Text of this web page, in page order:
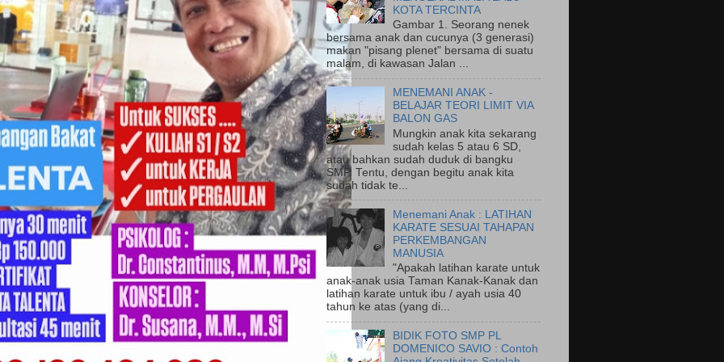
KOTA TERCINTA
Gambar 1. Seorang nenek
bersama anak dan cucunya (3 generasi)
makan "pisang plenet" bersama di suatu
malam, di kawasan Jalan ...
MENEMANI ANAK -
BELAJAR TEORI LIMIT VIA
BALON GAS
Mungkin anak kita sekarang
sudah kelas 5 atau 6 SD,
atau bahkan sudah duduk di bangku
SMP. Tentu, dengan begitu anak kita
sudah tidak te...
Menemani Anak : LATIHAN
KARATE SESUAI TAHAPAN
PERKEMBANGAN
MANUSIA
"Apakah latihan karate untuk
anak-anak usia Taman Kanak-Kanak dan
latihan karate untuk ibu / ayah usia 40
tahun ke atas (yang di...
BIDIK FOTO SMP PL
DOMENICO SAVIO : Contoh